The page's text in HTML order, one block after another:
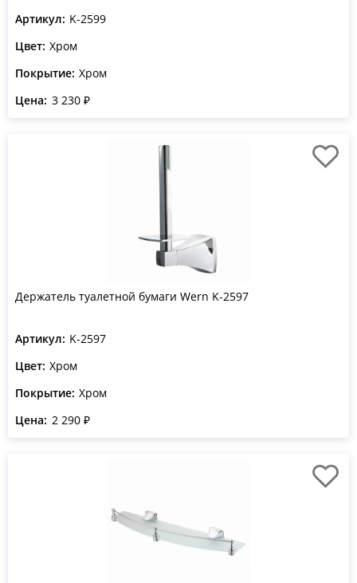
Артикул: K-2599
Цвет: Хром
Покрытие: Хром
Цена: 3 230 ₽
Держатель туалетной бумаги Wern K-2597
Артикул: K-2597
Цвет: Хром
Покрытие: Хром
Цена: 2 290 ₽